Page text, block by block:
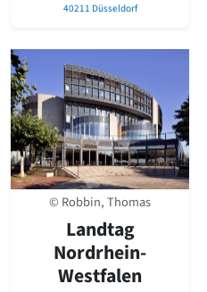
40211 Düsseldorf
© Robbin, Thomas
Landtag
Nordrhein-
Westfalen